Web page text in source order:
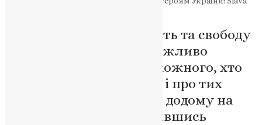
Боротьба за незалежність та свободу
України триває, тому важливо
пам’ятати про жертву кожного, хто
захищає її на передовій і про тих
героїв, які повернулися додому на
щиті назавжди залишившись